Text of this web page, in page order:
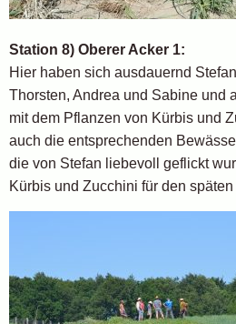
Station 8) Oberer Acker 1:
Hier haben sich ausdauernd
Thorsten, Andrea und Sabine und
mit dem Pflanzen von Kürbis und
auch die entsprechenden
die von Stefan liebevoll geflickt
Kürbis und Zucchini für den